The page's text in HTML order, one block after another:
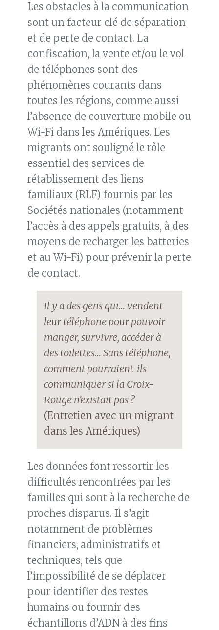
Les obstacles à la communication
sont un facteur clé de séparation
et de perte de contact. La
confiscation, la vente et/ou le vol
de téléphones sont des
phénomènes courants dans
toutes les régions, comme aussi
l’absence de couverture mobile ou
Wi-Fi dans les Amériques. Les
migrants ont souligné le rôle
essentiel des services de
rétablissement des liens
familiaux (RLF) fournis par les
Sociétés nationales (notamment
l’accès à des appels gratuits, à des
moyens de recharger les batteries
et au Wi-Fi) pour prévenir la perte
de contact.
Il y a des gens qui… vendent
leur téléphone pour pouvoir
manger, survivre, accéder à
des toilettes… Sans téléphone,
comment pourraient-ils
communiquer si la Croix-
Rouge n’existait pas ?
(Entretien avec un migrant
dans les Amériques)
Les données font ressortir les
difficultés rencontrées par les
familles qui sont à la recherche de
proches disparus. Il s’agit
notamment de problèmes
financiers, administratifs et
techniques, tels que
l’impossibilité de se déplacer
pour identifier des restes
humains ou fournir des
échantillons d’ADN à des fins